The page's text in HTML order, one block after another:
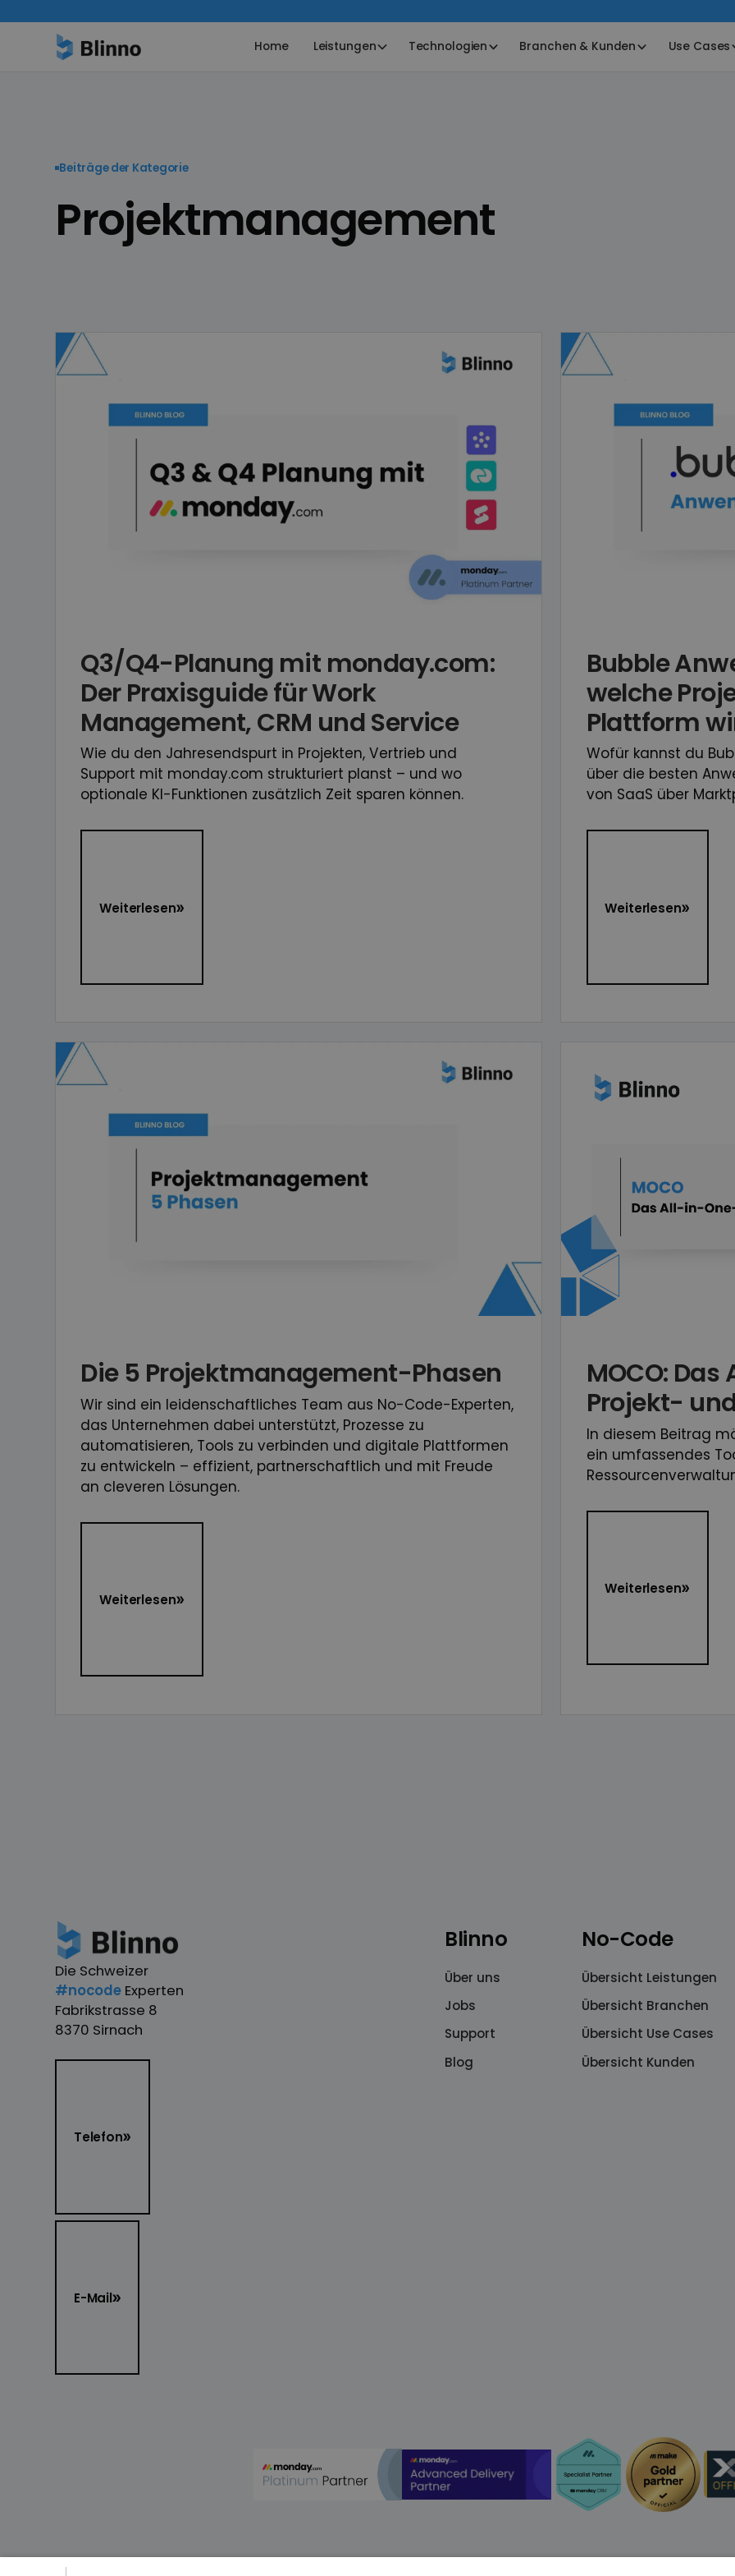
Home Leistungen Technologien Branchen & Kunden Use Cases
Beiträge der Kategorie
Projektmanagement
Q3/Q4-Planung mit monday.com:
Der Praxisguide für Work
Management, CRM und Service
Wie du den Jahresendspurt in Projekten, Vertrieb und
Support mit monday.com strukturiert planst – und wo
optionale KI-Funktionen zusätzlich Zeit sparen können.
Weiterlesen
Bubble
welche
Plattform
Wofür kannst du
über die besten
von SaaS über
Weiterlesen
Die 5 Projektmanagement-Phasen
Wir sind ein leidenschaftliches Team aus No-Code-Experten,
das Unternehmen dabei unterstützt, Prozesse zu
automatisieren, Tools zu verbinden und digitale Plattformen
zu entwickeln – effizient, partnerschaftlich und mit Freude
an cleveren Lösungen.
Weiterlesen
MOCO:
Projekt-
In diesem Beitrag
ein umfassendes
Weiterlesen
Die Schweizer
#nocode Experten
Fabrikstrasse 8
8370 Sirnach
Telefon
E-Mail
Blinno
Über uns
Jobs
Support
Blog
No-Code
Übersicht Leistungen
Übersicht Branchen
Übersicht Use Cases
Übersicht Kunden